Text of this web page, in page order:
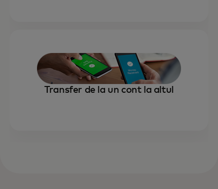
Transfer de la un cont la altul